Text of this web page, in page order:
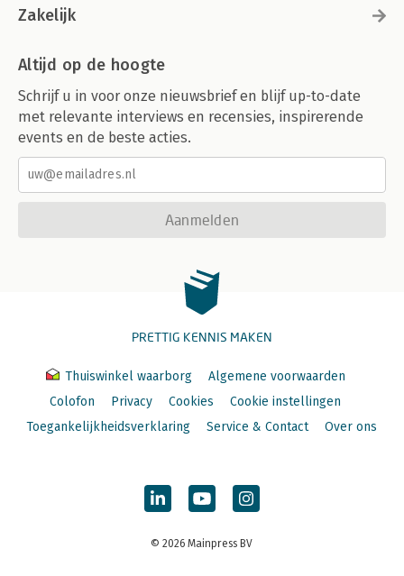
Zakelijk
Altijd op de hoogte
Schrijf u in voor onze nieuwsbrief en blijf up-to-date
met relevante interviews en recensies, inspirerende
events en de beste acties.
Aanmelden
PRETTIG KENNIS MAKEN
Thuiswinkel waarborg
Algemene voorwaarden
Colofon
Privacy Cookies
Cookie instellingen
Toegankelijkheidsverklaring
Service & Contact Over ons
© 2026 Mainpress BV